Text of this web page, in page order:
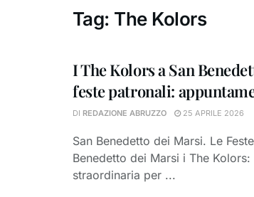
Tag: The Kolors
I The Kolors a San
feste patronali:
DI REDAZIONE ABRUZZO 25 APRILE 2026
San Benedetto dei Marsi. Le
Benedetto dei Marsi i The Kolors:
straordinaria per ...